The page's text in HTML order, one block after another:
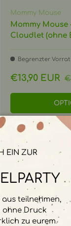
Mommy Mouse
Mommy Mouse
Cloudlet (ohne
Begrenzter Vorrat
€13,90 EUR
Bis zu 30%
EIN ZUR
teilnehmen,
ohne Druck
zu eurem